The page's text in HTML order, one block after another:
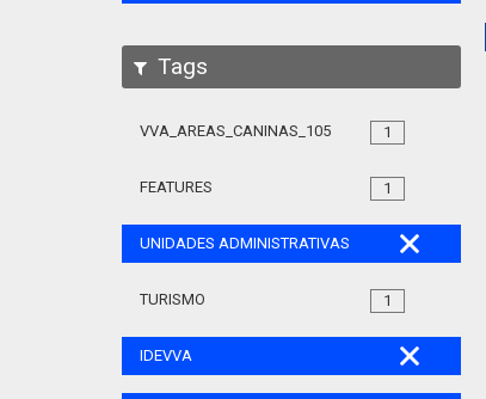
Tags
1
VVA_AREAS_CANINAS_105
1
FEATURES
UNIDADES ADMINISTRATIVAS
1
TURISMO
IDEVVA